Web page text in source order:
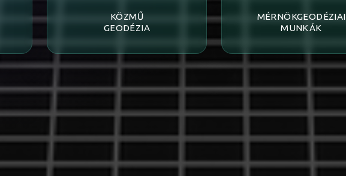
KÖZMŰ
GEODÉZIA
MÉRNÖKGEODÉZIAI
MUNKÁK